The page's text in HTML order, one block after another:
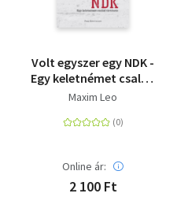
Volt egyszer egy NDK -
Egy keletnémet család
története
Maxim Leo
Online ár:
2 100 Ft